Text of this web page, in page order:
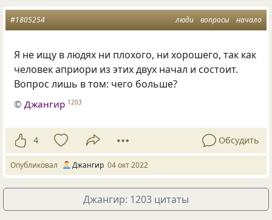
люди вопросы начало
#1805254
Я не ищу в людях ни плохого, ни хорошего, так как
человек априори из этих двух начал и состоит.
Вопрос лишь в том: чего больше?
© Джангир 1203
4 Обсудить
Опубликовал Джангир 04 окт 2022
Джангир: 1203 цитаты